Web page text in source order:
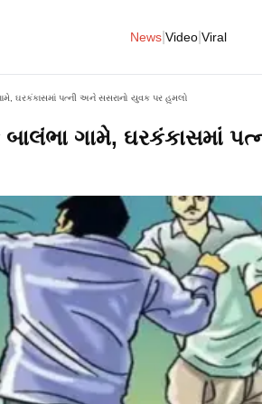
News Video Viral
ઘરકંકાસમાં પત્ની અને સસરાનો યુવક પર હુમલો
ગામે, ઘરકંકાસમાં